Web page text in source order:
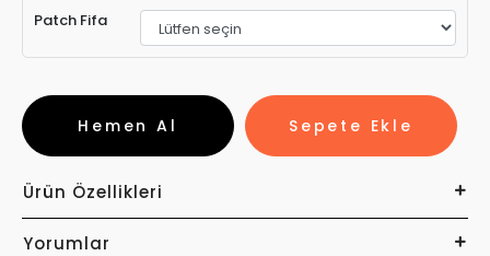
Patch Fifa
Sepete Ekle
Hemen Al
Ürün Özellikleri
Yorumlar